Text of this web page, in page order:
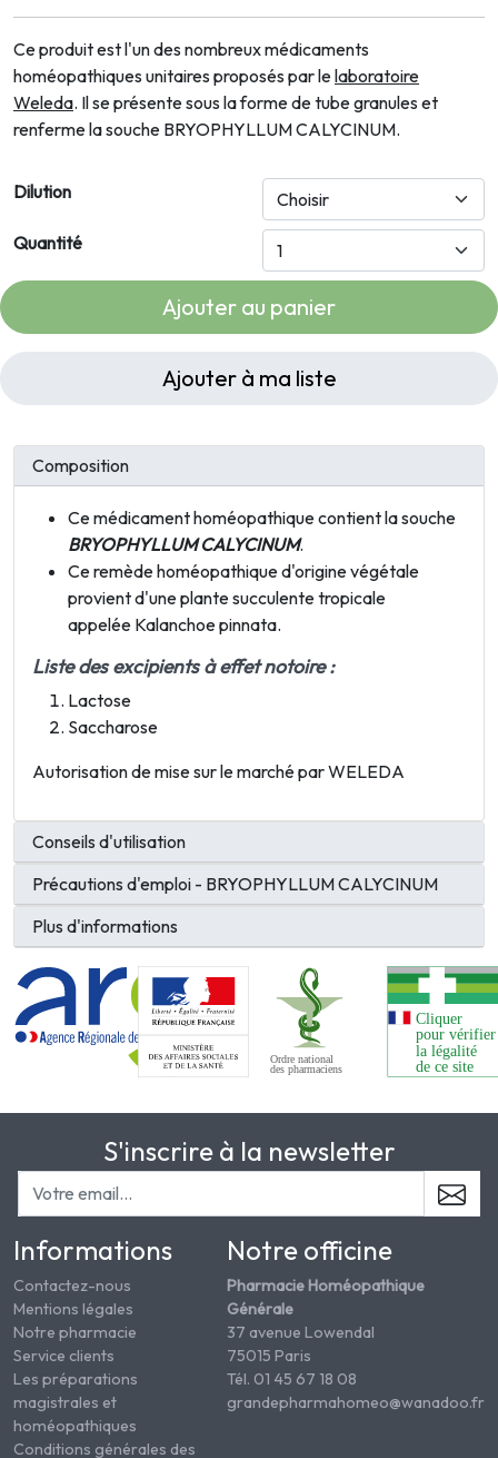
Ce produit est l'un des nombreux médicaments
homéopathiques unitaires proposés par lelaboratoire
Weleda. Il se présente sous la forme de tube granules et
renferme la souche BRYOPHYLLUM CALYCINUM.
Dilution
Quantité
Ajouter au panier
Ajouter à ma liste
Composition
Ce médicament homéopathique contient la souche
BRYOPHYLLUM CALYCINUM.
Ce remède homéopathique d'origine végétale
provient d'une plante succulente tropicale
appelée Kalanchoe pinnata.
Liste des excipients à effet notoire :
Lactose
Saccharose
Autorisation de mise sur le marché par WELEDA
Conseils d'utilisation
Précautions d'emploi - BRYOPHYLLUM CALYCINUM
Plus d'informations
S'inscrire à la newsletter
Informations
Contactez-nous
Mentions légales
Notre pharmacie
Service clients
Les préparations
magistrales et
homéopathiques
Conditions générales des
Notre officine
Pharmacie Homéopathique
Générale
37 avenue Lowendal
75015 Paris
Tél. 01 45 67 18 08
grandepharmahomeo@wanadoo.fr